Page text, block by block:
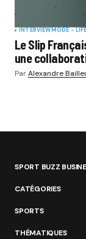
INTERVIEWMODE -
Le Slip
une
ParAlexandre
SPORT BUZZ
CATÉGORIES
SPORTS
THÉMATIQUES